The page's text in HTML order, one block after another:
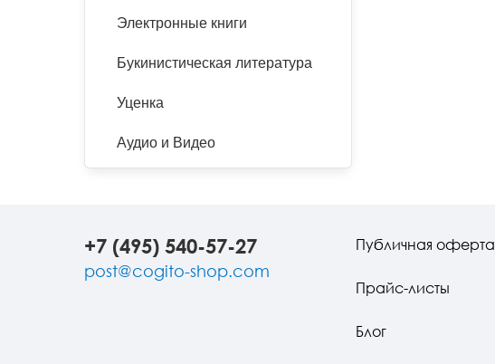
Электронные книги
Букинистическая литература
Уценка
Аудио и Видео
+7 (495) 540-57-27
post@cogito-shop.com
Публичная оферта
Прайс-листы
Блог